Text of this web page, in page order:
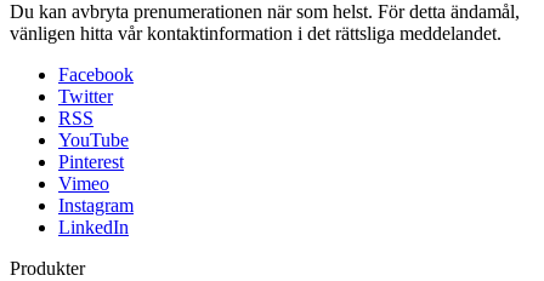
Du kan avbryta prenumerationen när som helst. För detta ändamål,
vänligen hitta vår kontaktinformation i det rättsliga meddelandet.
Facebook
Twitter
RSS
YouTube
Pinterest
Vimeo
Instagram
LinkedIn
Produkter